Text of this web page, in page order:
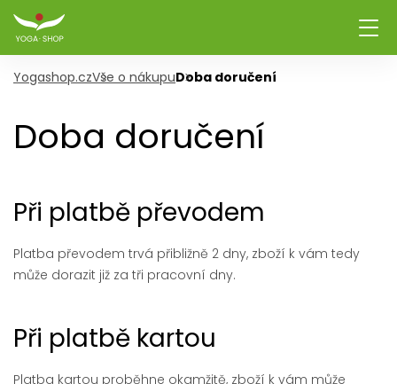
Yogashop.czVše o nákupuDoba doručení
Doba doručení
Při platbě převodem
Platba převodem trvá přibližně 2 dny, zboží k vám tedy
může dorazit již za tři pracovní dny.
Při platbě kartou
Platba kartou proběhne okamžitě, zboží k vám může